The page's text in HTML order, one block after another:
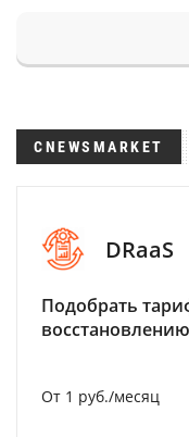
CNEWSMARKET
DRaaS
Подобрать
От 1 руб./месяц